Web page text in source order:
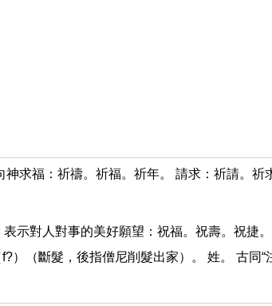
求福：祈禱。祈福。祈年。 請求：祈請。祈
示對人對事的美好願望：祝福。祝壽。祝捷
）（斷髮，後指僧尼削髮出家）。 姓。 古同“